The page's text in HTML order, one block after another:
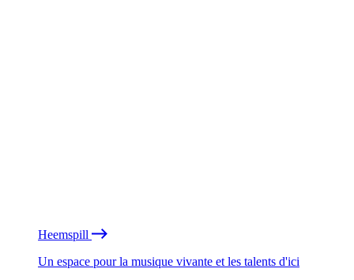
Heemspill
Un espace pour la musique vivante et les talents d'ici